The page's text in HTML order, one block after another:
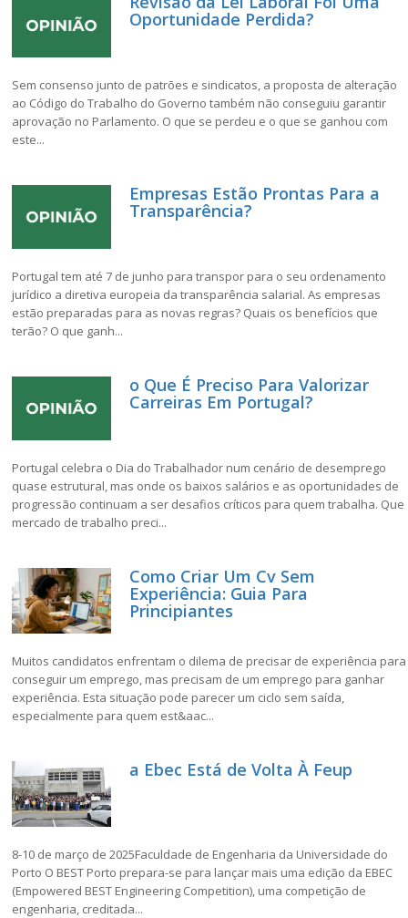
Oportunidade Perdida?
Sem consenso junto de patrões e sindicatos, a proposta de alteração
ao Código do Trabalho do Governo também não conseguiu garantir
aprovação no Parlamento. O que se perdeu e o que se ganhou com
este...
Empresas Estão Prontas Para a
Transparência?
Portugal tem até 7 de junho para transpor para o seu ordenamento
jurídico a diretiva europeia da transparência salarial. As empresas
estão preparadas para as novas regras? Quais os benefícios que
terão? O que ganh...
o Que É Preciso Para Valorizar
Carreiras Em Portugal?
Portugal celebra o Dia do Trabalhador num cenário de desemprego
quase estrutural, mas onde os baixos salários e as oportunidades de
progressão continuam a ser desafios críticos para quem trabalha. Que
mercado de trabalho preci...
Como Criar Um Cv Sem
Experiência: Guia Para
Principiantes
Muitos candidatos enfrentam o dilema de precisar de experiência para
conseguir um emprego, mas precisam de um emprego para ganhar
experiência. Esta situação pode parecer um ciclo sem saída,
especialmente para quem est&aac...
a Ebec Está de Volta À Feup
8-10 de março de 2025Faculdade de Engenharia da Universidade do
Porto O BEST Porto prepara-se para lançar mais uma edição da EBEC
(Empowered BEST Engineering Competition), uma competição de
engenharia, creditada...